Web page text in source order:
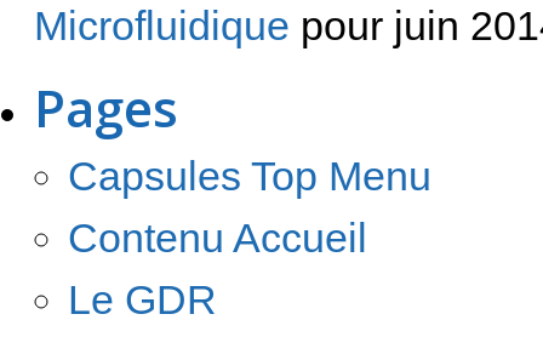
Microfluidique pour juin
Pages
Capsules Top Menu
Contenu Accueil
Le GDR